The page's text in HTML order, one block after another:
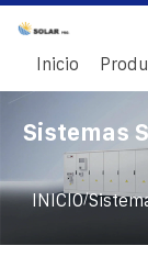
Inicio
Sistemas
INICIO/